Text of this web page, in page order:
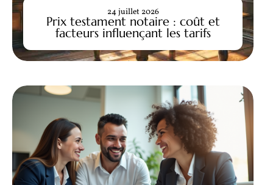
Prix testament notaire : coût et
facteurs influençant les tarifs
24 juillet 2026